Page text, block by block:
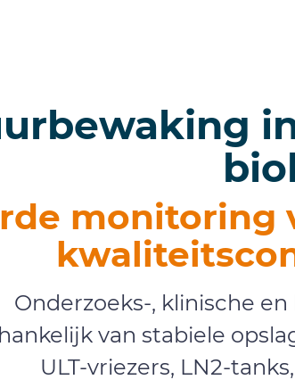
monitoring
Onderzoeks-, klinische
van stabiele
ULT-vriezers, LN2-